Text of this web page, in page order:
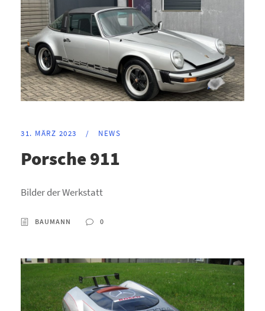
31. MÄRZ 2023 / NEWS
Porsche 911
Bilder der Werkstatt
BAUMANN 0